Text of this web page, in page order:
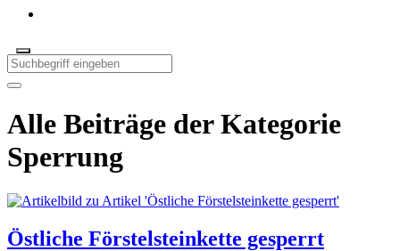
Alle Beiträge der Kategorie
Sperrung
Östliche Förstelsteinkette gesperrt